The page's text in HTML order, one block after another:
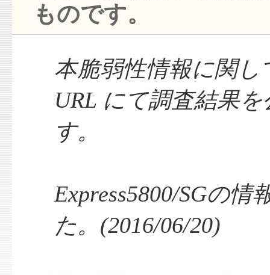
ものです。
本脆弱性情報に関し
URL にて調査結果
す。
Express5800/SGの情
た。(2016/06/20)